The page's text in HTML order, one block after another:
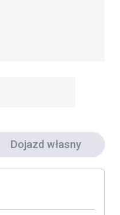
Dojazd własny